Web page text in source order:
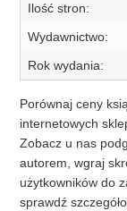
Ilość stron:
Wydawnictwo:
Rok wydania:
Porównaj ceny
internetowych
Zobacz u nas
autorem, wgraj
użytkowników do
sprawdź